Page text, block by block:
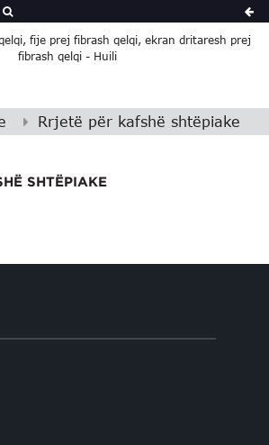
Rrjetë për kafshë shtëpiake
SHTËPIAKE